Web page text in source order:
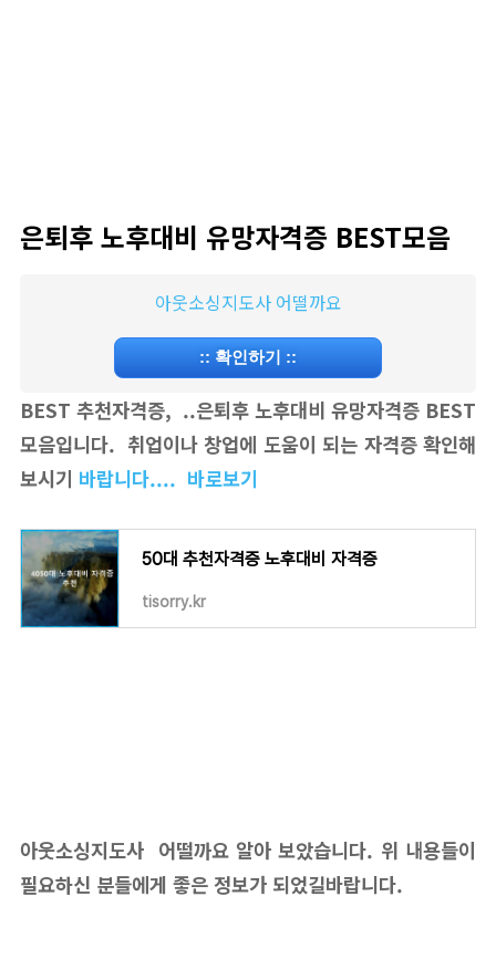
은퇴후 노후대비 유망자격증 BEST모음
아웃소싱지도사 어떨까요
:: 확인하기 ::
BEST 추천자격증, ..은퇴후 노후대비 유망자격증 BEST
모음입니다. 취업이나 창업에 도움이 되는 자격증 확인해
보시기 바랍니다.... 바로보기
50대 추천자격증 노후대비 자격증
tisorry.kr
아웃소싱지도사 어떨까요 알아 보았습니다. 위 내용들이
필요하신 분들에게 좋은 정보가 되었길바랍니다.